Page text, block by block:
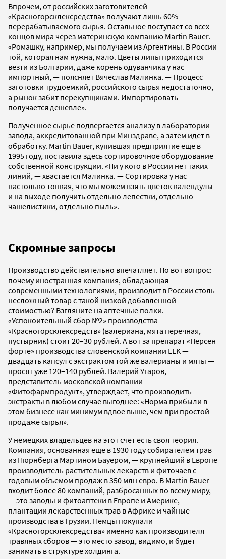
Впрочем, от российских заготовителей
«Красногорсклексредства» получают лишь 60%
перерабатываемого сырья. Остальное поступает со всех
концов мира через материнскую компанию Martin Bauer.
«Ромашку, например, мы получаем из Аргентины. В России
той, которая нам нужна, мало. Цветы липы приходится
везти из Болгарии, даже корень одуванчика у нас
импортный, — поясняет Вячеслав Малинка. — Процесс
заготовки трудоемкий, российского сырья недостаточно,
а рынок забит перекупщиками. Импортировать
получается дешевле».
Полученное сырье подвергается анализу в лаборатории
завода, аккредитованной при Минздраве, а затем идет в
обработку. Martin Bauer, купившая предприятие еще в
1995 году, поставила здесь сортировочное оборудование
собственной конструкции. «Ни у кого в России нет таких
линий, — хвастается Малинка. — Сортировка у нас
настолько тонкая, что мы можем взять цветок календулы
и на выходе получить отдельно лепестки, отдельно
чашелистики, отдельно пыль».
Скромные запросы
Производство действительно впечатляет. Но вот вопрос:
почему иностранная компания, обладающая
современными технологиями, производит в России столь
несложный товар с такой низкой добавленной
стоимостью? Взгляните на аптечные полки.
«Успокоительный сбор №2» производства
«Красногорсклексредств» (валериана, мята перечная,
пустырник) стоит 20–30 рублей. А вот за препарат «Персен
форте» производства словенской компании LEK —
двадцать капсул с экстрактом той же валерианы и мяты —
просят уже 120–140 рублей. Валерий Угаров,
представитель московской компании
«Фитофармпродукт», утверждает, что производить
экстракты в любом случае выгоднее: «Норма прибыли в
этом бизнесе как минимум вдвое выше, чем при простой
продаже сырья».
У немецких владельцев на этот счет есть своя теория.
Компания, основанная еще в 1930 году собирателем трав
из Нюрнберга Мартином Бауером, — крупнейший в Европе
производитель растительных лекарств и фиточаев с
годовым объемом продаж в 350 млн евро. В Martin Bauer
входит более 80 компаний, разбросанных по всему миру,
— это заводы и фитоаптеки в Европе и Америке,
плантации лекарственных трав в Африке и чайные
производства в Грузии. Немцы покупали
«Красногорсклексредства» именно как производителя
травяных сборов — это место завод, видимо, и будет
занимать в структуре холдинга.